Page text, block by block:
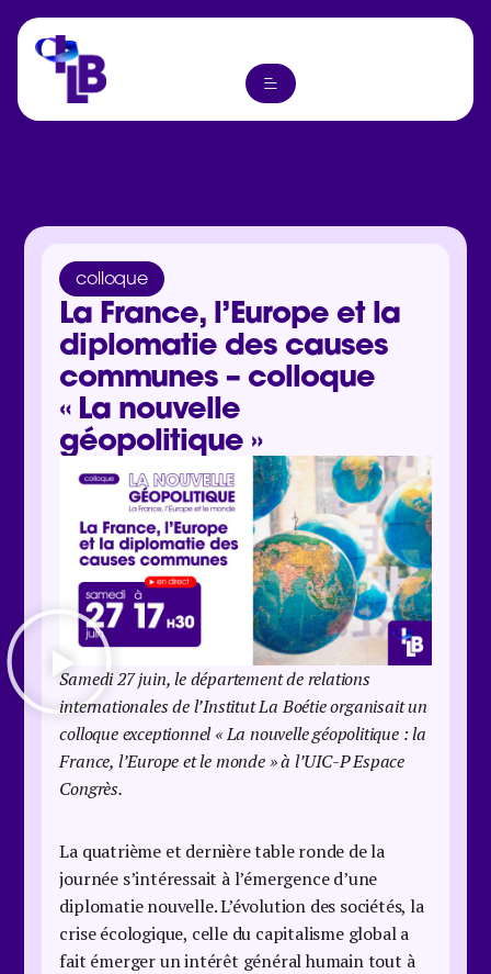
colloque
La France, l’Europe et la
diplomatie des causes
communes – colloque
« La nouvelle
géopolitique »
Samedi 27 juin, le département de relations
internationales de l’Institut La Boétie organisait un
colloque exceptionnel « La nouvelle géopolitique : la
France, l’Europe et le monde » à l’UIC-P Espace
Congrès.
La quatrième et dernière table ronde de la
journée s’intéressait à l’émergence d’une
diplomatie nouvelle. L’évolution des sociétés, la
crise écologique, celle du capitalisme global a
fait émerger un intérêt général humain tout à